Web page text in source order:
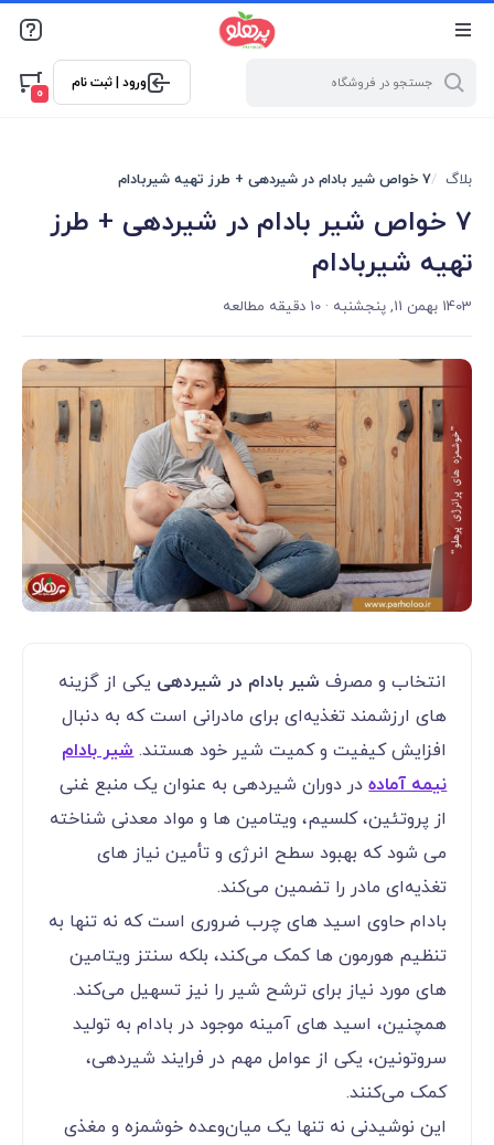
@media screen and (max-width: 500px) { .w-ch{bottom: 125px
!important; left:5px !important;} }
ورود | ثبت نام
0
بلاگ 7 خواص شیر بادام در شیردهی + طرز تهیه شیربادام
7 خواص شیر بادام در شیردهی + طرز
تهیه شیربادام
1403 بهمن 11, پنجشنبه · 10 دقیقه مطالعه
انتخاب و مصرف شیر بادام در شیردهی یکی از گزینه
‌های ارزشمند تغذیه‌ای برای مادرانی است که به دنبال
افزایش کیفیت و کمیت شیر خود هستند.شیر بادام
نیمه آمادهدر دوران شیردهی به عنوان یک منبع غنی
از پروتئین، کلسیم، ویتامین ‌ها و مواد معدنی شناخته
می‌ شود که بهبود سطح انرژی و تأمین نیاز های
تغذیه‌ای مادر را تضمین می‌کند.
بادام حاوی اسید های چرب ضروری است که نه تنها به
تنظیم هورمون ‌ها کمک می‌کند، بلکه سنتز ویتامین
‌های مورد نیاز برای ترشح شیر را نیز تسهیل می‌کند.
همچنین، اسید های آمینه موجود در بادام به تولید
سروتونین، یکی از عوامل مهم در فرایند شیردهی،
کمک می‌کنند.
این نوشیدنی نه تنها یک میان‌وعده خوشمزه و مغذی